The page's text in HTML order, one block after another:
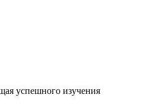
успешного изучения